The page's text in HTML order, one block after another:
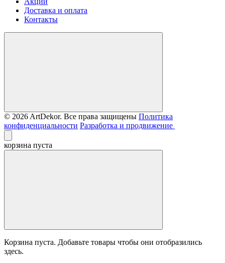
Доставка и оплата
Контакты
© 2026 ArtDekor. Все права защищены Политика
конфиденциальности Разработка и продвижение
корзина пуста
Корзина пуста. Добавьте товары чтобы они отобразились
здесь.